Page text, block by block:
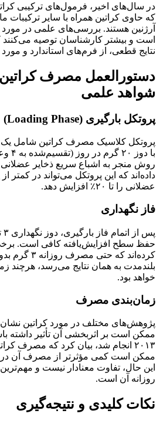
در سال‌های اخیر، فرمول‌های ترکیبی
که حاوی کراتین همراه با سایر ترکیبات
آرژنین هستند. بررسی‌های علمی در
است و بیشتر کارشناسان توصیه
نتایج قطعی، از فرم‌های استاندارد و مورد
دستورالعمل مصرف
شواهد علمی
پروتکل بارگیری (Loading Phase)
روش منجر به اشباع سریع ذخایر
داده‌اند که این پروتکل می‌تواند در کمتر
عضلانی را تا ۲۰٪ افزایش دهد.
فاز نگهداری
حفظ سطح افزایش‌یافته کافی است.
کرده‌اند که
بلندمدت به همان نتایج می‌رسد، هرچند
خواهد بود.
زمان‌بندی مصرف
پژوهش‌های مختلف در مورد کراتین
ممکن است بر اثربخشی آن تأثیر داشته
۲۰۱۳ انجام شد، بیان کرد که مصرف
ممکن است کمی مؤثرتر از مصرف آن در
این حال، تفاوت معنادار نیست و
روزانه آن است.
نکات کلیدی و نتیجه‌گیری